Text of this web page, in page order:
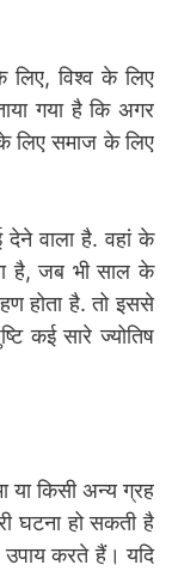
विश्व के लिए
गया है कि अगर
लिए समाज के लिए
वाला है. वहां के
है, जब भी साल के
होता है. तो इससे
कई सारे ज्योतिष
या किसी अन्य ग्रह
घटना हो सकती है
करते हैं। यदि